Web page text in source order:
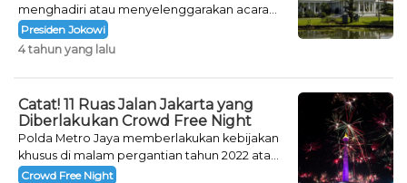
menghadiri atau menyelenggarakan acara
khusus untuk mengisi malam pergantian
tahun.
Presiden Jokowi
4 tahun yang lalu
Catat! 11 Ruas Jalan Jakarta yang
Diberlakukan Crowd Free Night
Polda Metro Jaya memberlakukan kebijakan
khusus di malam pergantian tahun 2022 atau
Crowd Free Night selama dua hari.
Crowd Free Night